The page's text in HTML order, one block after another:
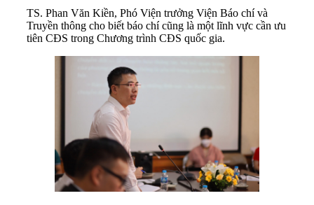
TS. Phan Văn Kiền, Phó Viện trưởng Viện Báo chí và
Truyền thông cho biết báo chí cũng là một lĩnh vực cần ưu
tiên CĐS trong Chương trình CĐS quốc gia.